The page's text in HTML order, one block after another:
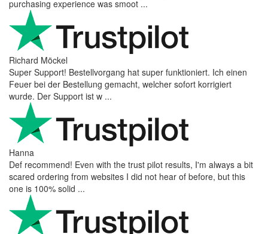
purchasing experience was smoot ...
Richard Möckel
Super Support! Bestellvorgang hat super funktioniert. Ich einen
Feuer bei der Bestellung gemacht, welcher sofort korrigiert
wurde. Der Support ist w ...
Hanna
Def recommend! Even with the trust pilot results, I'm always a bit
scared ordering from websites I did not hear of before, but this
one is 100% solid ...